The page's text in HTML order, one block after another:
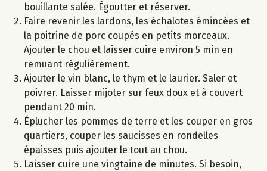
bouillante salée. Égoutter et réserver.
Faire revenir les lardons, les échalotes émincées et
la poitrine de porc coupés en petits morceaux.
Ajouter le chou et laisser cuire environ 5 min en
remuant régulièrement.
Ajouter le vin blanc, le thym et le laurier. Saler et
poivrer. Laisser mijoter sur feux doux et à couvert
pendant 20 min.
Éplucher les pommes de terre et les couper en gros
quartiers, couper les saucisses en rondelles
épaisses puis ajouter le tout au chou.
Laisser cuire une vingtaine de minutes. Si besoin,